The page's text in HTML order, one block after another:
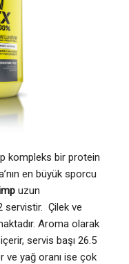
kompleks bir protein
en büyük sporcu
uzun
servistir. Çilek ve
Aroma olarak
servis başı 26.5
ve yağ oranı ise çok